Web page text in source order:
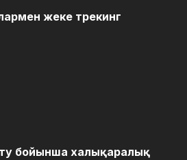
жеке трекинг
бойынша халықаралық